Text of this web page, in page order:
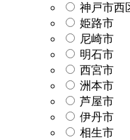
神戸市西
姫路市
尼崎市
明石市
西宮市
洲本市
芦屋市
伊丹市
相生市